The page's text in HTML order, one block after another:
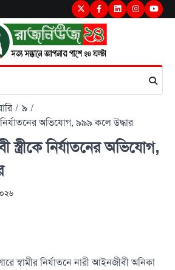
TwitterFacebook
LinkedInInstagram
৯
অভিযোগ, ৯৯৯ কলে উদ্ধার
নির্যাতনের অভিযোগ,
স্বামীর নির্যাতনে নারী আইনজীবী অনিকা